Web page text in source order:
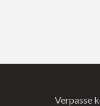
Verpasse